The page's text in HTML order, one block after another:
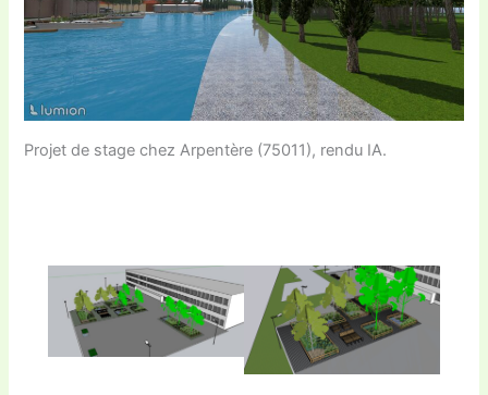
Projet de stage chez Arpentère (75011), rendu IA.